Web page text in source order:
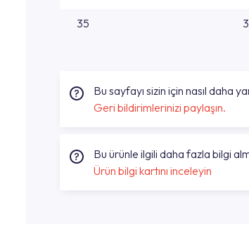
35
Bu sayfayı sizin için nasıl daha
Geri bildirimlerinizi paylaşın.
Bu ürünle ilgili daha fazla bilgi
Ürün bilgi kartını inceleyin